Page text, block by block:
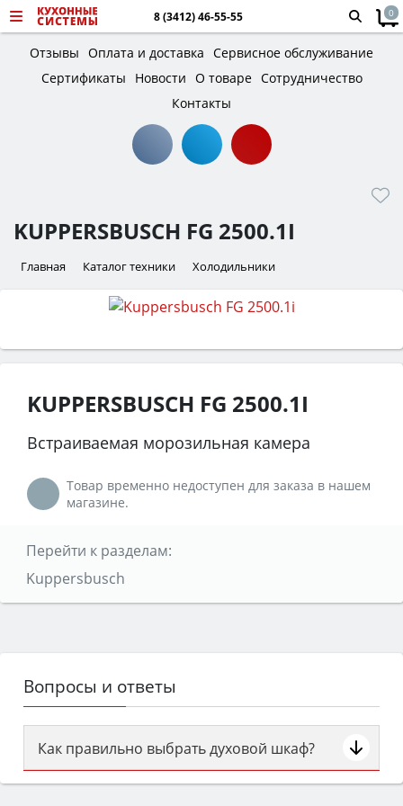
8 (3412) 46-55-55 0
Отзывы Оплата и доставка Сервисное обслуживание
Сертификаты
Новости О товаре Сотрудничество
Контакты
KUPPERSBUSCH FG 2500.1I
Главная Каталог техники Холодильники
KUPPERSBUSCH FG 2500.1I
Встраиваемая морозильная камера
Товар временно недоступен для заказа в нашем
магазине.
Перейти к разделам:
Kuppersbusch
Вопросы и ответы
Как правильно выбрать духовой шкаф?
Сначала определитесь с типом (газовый или